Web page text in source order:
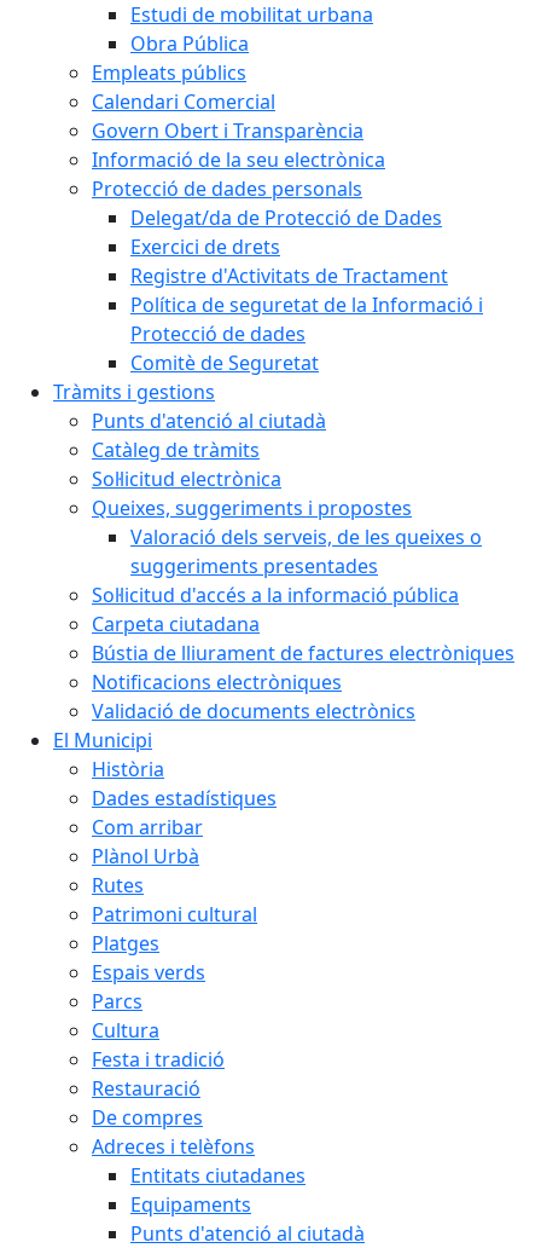
Estudi de mobilitat urbana
Obra Pública
Empleats públics
Calendari Comercial
Govern Obert i Transparència
Informació de la seu electrònica
Protecció de dades personals
Delegat/da de Protecció de Dades
Exercici de drets
Registre d'Activitats de Tractament
Política de seguretat de la Informació i
Protecció de dades
Comitè de Seguretat
Tràmits i gestions
Punts d'atenció al ciutadà
Catàleg de tràmits
Sol·licitud electrònica
Queixes, suggeriments i propostes
Valoració dels serveis, de les queixes o
suggeriments presentades
Sol·licitud d'accés a la informació pública
Carpeta ciutadana
Bústia de lliurament de factures electròniques
Notificacions electròniques
Validació de documents electrònics
El Municipi
Història
Dades estadístiques
Com arribar
Plànol Urbà
Rutes
Patrimoni cultural
Platges
Espais verds
Parcs
Cultura
Festa i tradició
Restauració
De compres
Adreces i telèfons
Entitats ciutadanes
Equipaments
Punts d'atenció al ciutadà